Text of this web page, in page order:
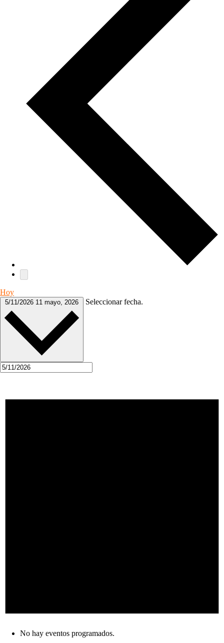
Hoy
5/11/2026 11 mayo, 2026 Seleccionar fecha.
No hay eventos programados.